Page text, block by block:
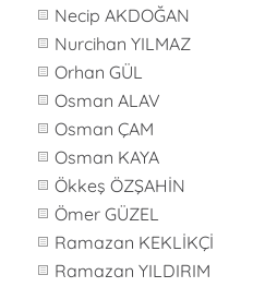
Necip AKDOĞAN
Nurcihan YILMAZ
Orhan GÜL
Osman ALAV
Osman ÇAM
Osman KAYA
Ökkeş ÖZŞAHİN
Ömer GÜZEL
Ramazan KEKLİKÇİ
Ramazan YILDIRIM